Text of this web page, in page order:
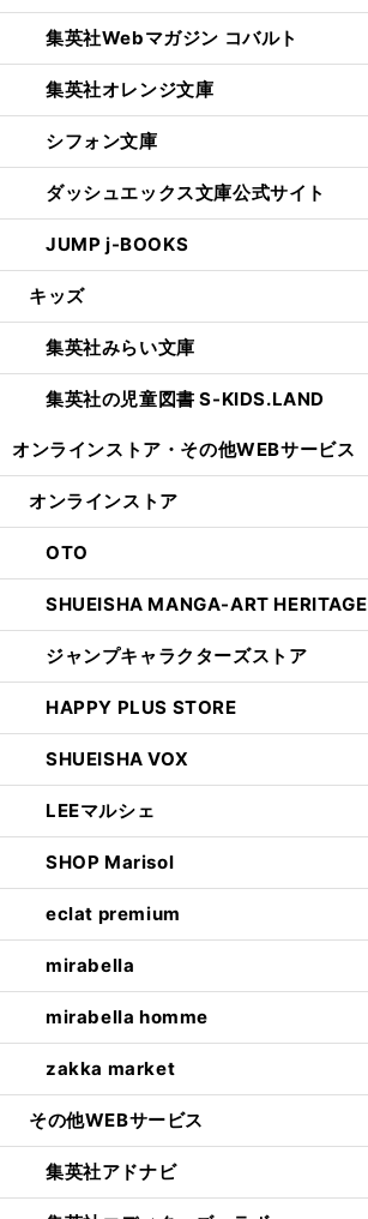
集英社Webマガジン コバルト
集英社オレンジ文庫
シフォン文庫
ダッシュエックス文庫公式サイト
JUMP j-BOOKS
キッズ
集英社みらい文庫
集英社の児童図書 S-KIDS.LAND
オンラインストア・ その他WEBサービス
オンラインストア
OTO
SHUEISHA MANGA-ART HERITAGE
ジャンプキャラクターズストア
HAPPY PLUS STORE
SHUEISHA VOX
LEEマルシェ
SHOP Marisol
eclat premium
mirabella
mirabella homme
zakka market
その他WEBサービス
集英社アドナビ